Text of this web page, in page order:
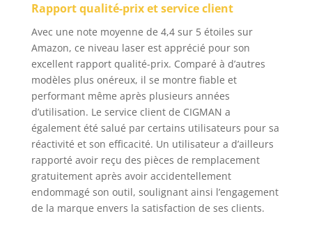
manuel, répondez à
vos besoins
d'alignement sous
différents angles. Ce
que vous obtenez 1x
niveau laser CM-701,
1x sac portable, 1x
base magnétique L , 1x
mini trépied, 1x
télécommande, 1x
plaque cible laser, 1x
câble de type C, 1x
manuel de
l'utilisateur. après-
vente de 36 mois,
Rapport qualité-prix et service client
Avec une note moyenne de 4,4 sur 5 étoiles sur
Amazon, ce niveau laser est apprécié pour son
excellent rapport qualité-prix. Comparé à d’autres
modèles plus onéreux, il se montre fiable et
performant même après plusieurs années
d’utilisation. Le service client de CIGMAN a
également été salué par certains utilisateurs pour sa
réactivité et son efficacité. Un utilisateur a d’ailleurs
rapporté avoir reçu des pièces de remplacement
gratuitement après avoir accidentellement
endommagé son outil, soulignant ainsi l’engagement
de la marque envers la satisfaction de ses clients.